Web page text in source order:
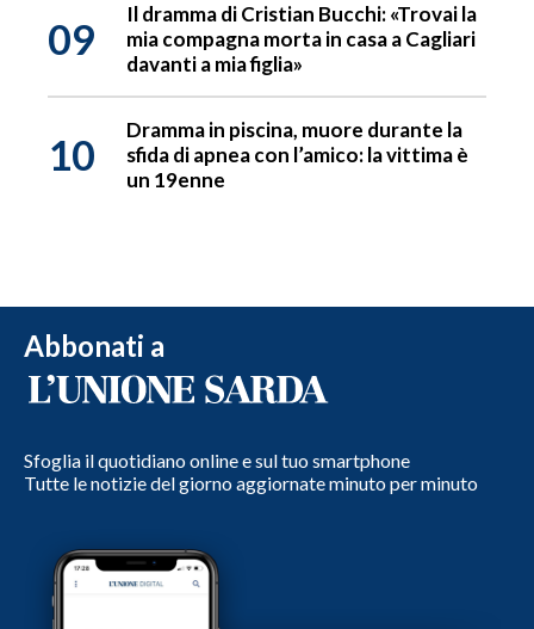
09
Il dramma di Cristian Bucchi: «Trovai la
mia compagna morta in casa a Cagliari
davanti a mia figlia»
10
Dramma in piscina, muore durante la
sfida di apnea con l’amico: la vittima è
un 19enne
Abbonati a
Sfoglia il quotidiano online e sul tuo smartphone
Tutte le notizie del giorno aggiornate minuto per minuto